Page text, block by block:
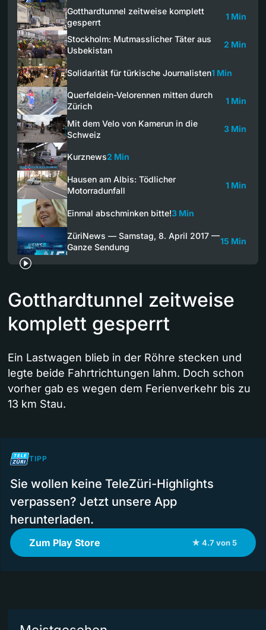
Gotthardtunnel zeitweise komplett
gesperrt
1 Min
Stockholm: Mutmasslicher Täter aus
Usbekistan
2 Min
Solidarität für türkische Journalisten1 Min
Querfeldein-Velorennen mitten durch
Zürich
1 Min
Mit dem Velo von Kamerun in die
Schweiz
3 Min
Kurznews2 Min
Hausen am Albis: Tödlicher
Motorradunfall
1 Min
Einmal abschminken bitte!3 Min
ZüriNews — Samstag, 8. April 2017 —
Ganze Sendung
15 Min
Gotthardtunnel zeitweise
komplett gesperrt
Ein Lastwagen blieb in der Röhre stecken und
legte beide Fahrtrichtungen lahm. Doch schon
vorher gab es wegen dem Ferienverkehr bis zu
13 km Stau.
TIPP
Sie wollen keine TeleZüri-Highlights
verpassen? Jetzt unsere App
herunterladen.
Zum Play Store ★ 4.7 von 5